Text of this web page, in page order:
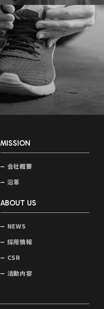
MISSION
会社概要
沿革
ABOUT US
NEWS
採用情報
CSR
活動内容